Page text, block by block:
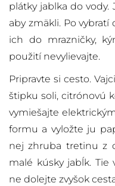
plátky jablka do
aby zmäkli. Po
ich do mrazničky,
použití nevylievajte.
Pripravte si cesto.
štipku soli, citrónovú
vymiešajte
formu a vyložte ju
nej zhruba tretinu z
malé kúsky jabĺk. Tie
ne dolejte zvyšok